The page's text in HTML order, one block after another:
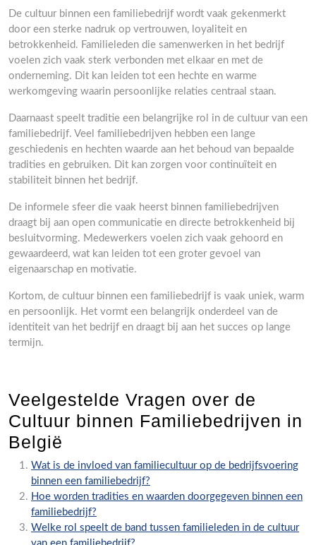
De cultuur binnen een familiebedrijf wordt vaak gekenmerkt
door een sterke nadruk op vertrouwen, loyaliteit en
betrokkenheid. Familieleden die samenwerken in het bedrijf
voelen zich vaak sterk verbonden met elkaar en met de
onderneming. Dit kan leiden tot een hechte en warme
werkomgeving waarin persoonlijke relaties centraal staan.
Daarnaast speelt traditie een belangrijke rol in de cultuur van een
familiebedrijf. Veel familiebedrijven hebben een lange
geschiedenis en hechten waarde aan het behoud van bepaalde
tradities en gebruiken. Dit kan zorgen voor continuïteit en
stabiliteit binnen het bedrijf.
De informele sfeer die vaak heerst binnen familiebedrijven
draagt bij aan open communicatie en directe betrokkenheid bij
besluitvorming. Medewerkers voelen zich vaak gehoord en
gewaardeerd, wat kan leiden tot een groter gevoel van
eigenaarschap en motivatie.
Kortom, de cultuur binnen een familiebedrijf is vaak uniek, warm
en persoonlijk. Het vormt een belangrijk onderdeel van de
identiteit van het bedrijf en draagt bij aan het succes op lange
termijn.
Veelgestelde Vragen over de
Cultuur binnen Familiebedrijven in
België
Wat is de invloed van familiecultuur op de bedrijfsvoering
binnen een familiebedrijf?
Hoe worden tradities en waarden doorgegeven binnen een
familiebedrijf?
Welke rol speelt de band tussen familieleden in de cultuur